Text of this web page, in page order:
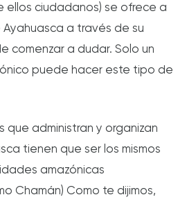
ellos ciudadanos) se ofrece a
a través de su
comenzar a dudar. Solo un
puede hacer este tipo de
que administran y organizan
tienen que ser los mismos
amazónicas
Chamán) Como te dijimos,